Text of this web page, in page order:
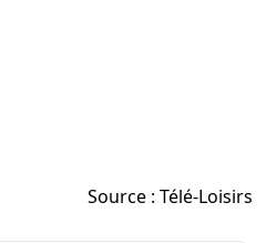
Source : Télé-Loisirs